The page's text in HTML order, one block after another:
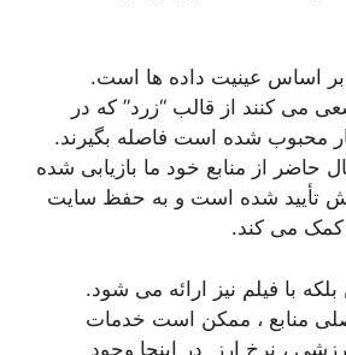
بر اساس عینیت داده ها است.
می کنند از قالب “زرد” که در
محبوب شده است فاصله بگیرند.
حاضر از منابع خود ما بازیابی شده
تأیید شده است و به حفظ سایت
کمک می کند.
بلکه با فیلم نیز ارائه می شود.
منابع ، ممکن است خدمات
، نرخ ارز در اینجا وجود